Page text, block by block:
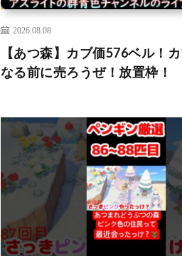
2026.08.08
【あつ森】カブ価576ベル！
なる前に売ろうぜ！放置枠！